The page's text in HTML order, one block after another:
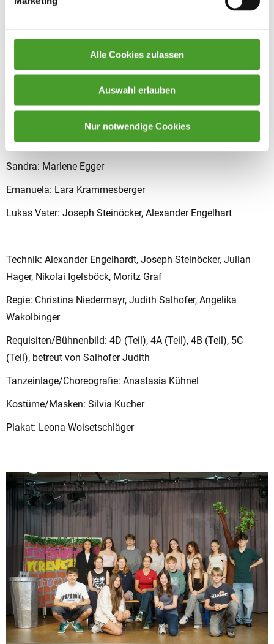
Alle Cookies zulassen
Auswahl erlauben
Nur notwendige Cookies
Prof. Froh: Marlene Egger, Valerie Stossier
Stella: Elena Milic, Leona Woisetschläger
Maja: Laurentina Dorfner
Miro: Joseph Steinöcker
Lukas: Adrian Chovance
Sandra: Marlene Egger
Emanuela: Lara Krammesberger
Lukas Vater: Joseph Steinöcker, Alexander Engelhart
Technik: Alexander Engelhardt, Joseph Steinöcker, Julian
Hager, Nikolai Igelsböck, Moritz Graf
Regie: Christina Niedermayr, Judith Salhofer, Angelika
Wakolbinger
Requisiten/Bühnenbild: 4D (Teil), 4A (Teil), 4B (Teil), 5C
(Teil), betreut von Salhofer Judith
Tanzeinlage/Choreografie: Anastasia Kühnel
Kostüme/Masken: Silvia Kucher
Plakat: Leona Woisetschläger